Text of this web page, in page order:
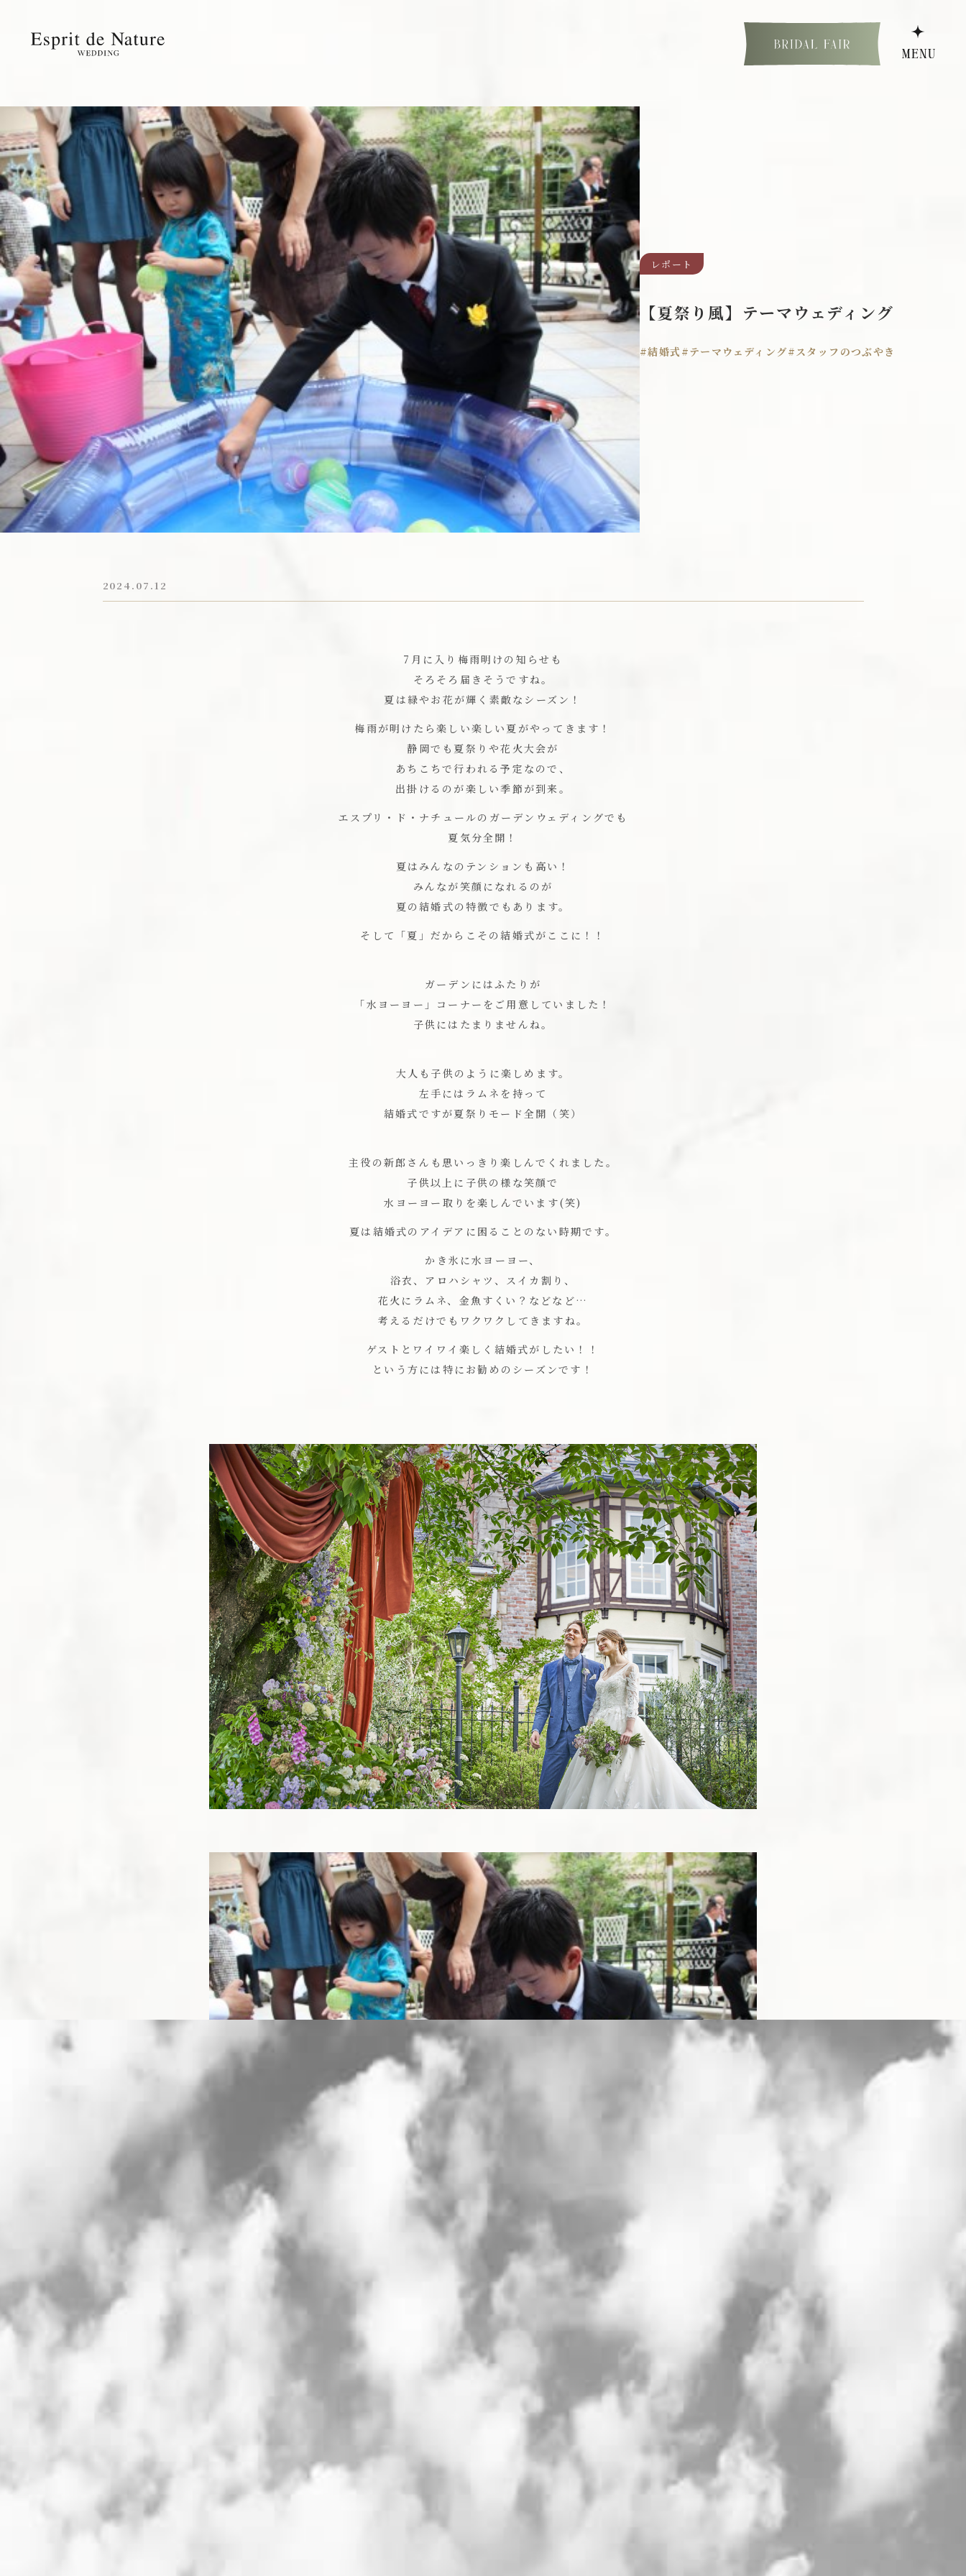
愛され続ける理由 料金プラン 大聖堂
パーティ会場 館内紹介 料理&デザート
ドレス フォトギャラリー 挙式レポート
アクセス ゲストの皆様へ よくあるご質問
新着情報 トピックス
お電話でのご予約・お問い合わせ
054-284-2323
平日／11:00～19:00 | 土日祝／9:00～19:00
火・水曜日は定休日：祝日除く
お問い合わせ
パンフレット請求
レポート
【夏祭り風】テーマウェディング
#結婚式 #テーマウェディング#スタッフのつぶやき
2024.07.12
7月に入り梅雨明けの知らせも
そろそろ届きそうですね。
夏は緑やお花が輝く素敵なシーズン！
梅雨が明けたら楽しい楽しい夏がやってきます！
静岡でも夏祭りや花火大会が
あちこちで行われる予定なので、
出掛けるのが楽しい季節が到来。
エスプリ・ド・ナチュールのガーデンウェディングでも
夏気分全開！
夏はみんなのテンションも高い！
みんなが笑顔になれるのが
夏の結婚式の特徴でもあります。
そして「夏」だからこその結婚式がここに！！
ガーデンにはふたりが
「水ヨーヨー」コーナーをご用意していました！
子供にはたまりませんね。
大人も子供のように楽しめます。
左手にはラムネを持って
結婚式ですが夏祭りモード全開（笑）
主役の新郎さんも思いっきり楽しんでくれました。
子供以上に子供の様な笑顔で
水ヨーヨー取りを楽しんでいます(笑)
夏は結婚式のアイデアに困ることのない時期です。
かき氷に水ヨーヨー、
浴衣、アロハシャツ、スイカ割り、
花火にラムネ、金魚すくい？などなど…
考えるだけでもワクワクしてきますね。
ゲストとワイワイ楽しく結婚式がしたい！！
という方には特にお勧めのシーズンです！